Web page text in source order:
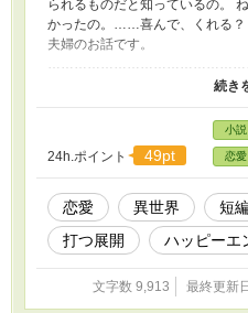
られるものだと知っているの。
かったの。……喜んで、くれる？
夫婦のお話です。
………… 短いお話ですが、珍しく
お気をつけて。
24h.ポイント 49pt
小説
恋愛
恋愛 異世界 短
打つ展開
ハッピーエ
文字数 9,913 最終更新